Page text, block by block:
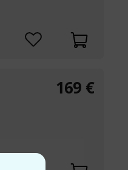
169 €